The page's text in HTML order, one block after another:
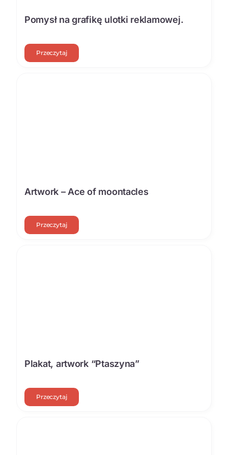
Pomysł na grafikę ulotki reklamowej.
Przeczytaj
Artwork – Ace of moontacles
Przeczytaj
Plakat, artwork “Ptaszyna”
Przeczytaj